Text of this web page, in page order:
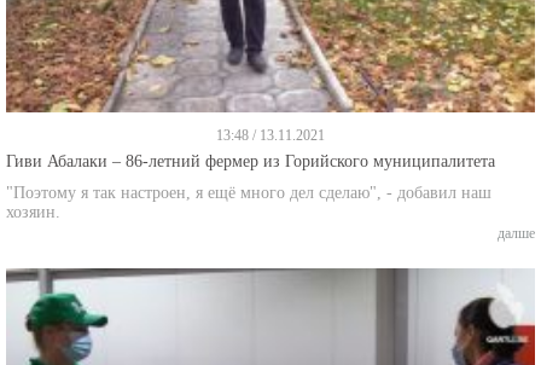
13:48 / 13.11.2021
Гиви Абалаки – 86-летний фермер из Горийского муниципалитета
"Поэтому я так настроен, я ещё много дел сделаю", - добавил наш
хозяин.